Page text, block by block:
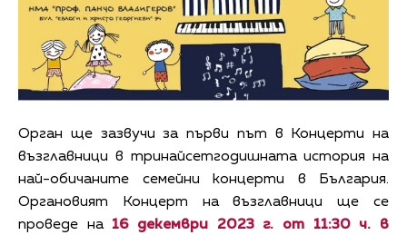
Орган ще зазвучи за първи път в Концерти на
възглавници в тринайсетгодишната история на
най-обичаните семейни концерти в България.
Органовият Концерт на възглавници ще се
проведе на 16 декември 2023 г. от 11:30
ч. в